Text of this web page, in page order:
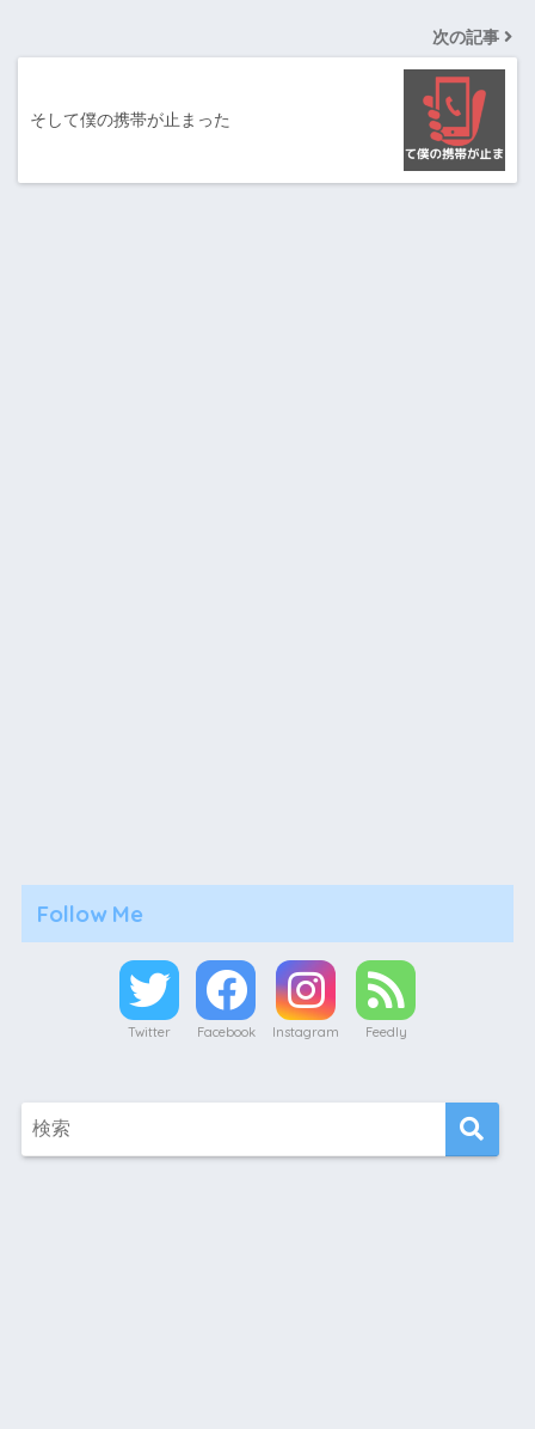
次の記事
そして僕の携帯が止まった
Follow Me
Twitter Facebook Instagram Feedly